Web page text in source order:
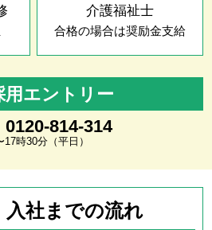
介護福祉士
合格の場合は奨励金支給
用エントリー
814-314
17時30分（平日）
入社までの流れ